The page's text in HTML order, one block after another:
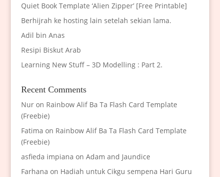
Quiet Book Template ‘Alien Zipper’ [Free Printable]
Berhijrah ke hosting lain setelah sekian lama.
Adil bin Anas
Resipi Biskut Arab
Learning New Stuff – 3D Modelling : Part 2.
Recent Comments
Nuron Rainbow Alif Ba Ta Flash Card Template
(Freebie)
Fatima on Rainbow Alif Ba Ta Flash Card Template
(Freebie)
asfieda impiana on Adam and Jaundice
Farhana on Hadiah untuk Cikgu sempena Hari Guru